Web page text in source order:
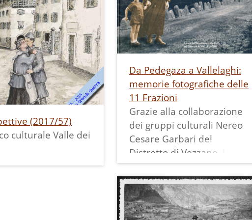
fianco del teatro.
sede fu
il 12 novembre
dicembre 1971 fu
anche una
interna (ora
per le suore che
ne
la gestione."
la
visitare la
a questa
le schede ad essa
Qui vediamo Noemi col
secchio di rame (cracidèl)
adatto allo scopo. La foto è
stata scattata da sua
negli Stati Uniti, che era
tornata nel paese natio per
presentare il figlioletto
Gianni, in foto, alla sua
famiglia.
(2017/57)
culturale Valle dei
Da Pedegaza a Vallelaghi:
memorie fotografiche delle
11 Frazioni
Grazie alla collaborazione
dei gruppi culturali Nereo
Cesare Garbari del
Distretto di Vezzano, La
Roda, Retrospettive, Centro
Studi Judicaria, Ecomuseo
della Valle dei Laghi, Piccola
Nizza de Trent, del gruppo